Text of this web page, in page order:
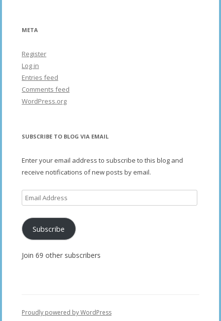
META
Register
Log in
Entries feed
Comments feed
WordPress.org
SUBSCRIBE TO BLOG VIA EMAIL
Enter your email address to subscribe to this blog and
receive notifications of new posts by email.
Email
Address
Subscribe
Join 69 other subscribers
Proudly powered by WordPress